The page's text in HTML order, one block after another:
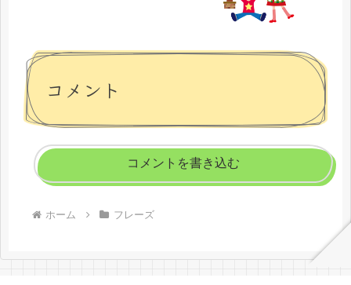
コメント
コメントを書き込む
ホーム フレーズ